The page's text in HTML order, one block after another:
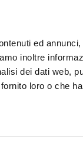
ed
inoltre
dei dati web,
loro o che